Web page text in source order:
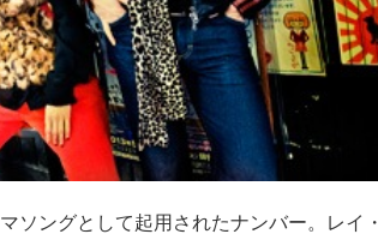
ソングとして起用されたナンバー。レイ・